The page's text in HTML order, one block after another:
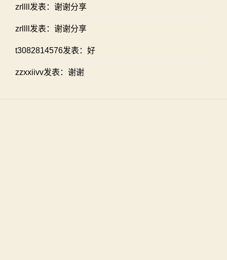
zrllll发表：谢谢分享
zrllll发表：谢谢分享
t3082814576发表：好
zzxxiivv发表：谢谢